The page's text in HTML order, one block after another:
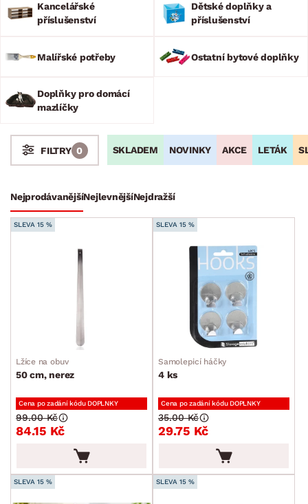
Kancelářské
příslušenství
Dětské doplňky a
příslušenství
Malířské potřeby Ostatní bytové doplňky
Doplňky pro domácí
mazlíčky
Bytový textil
Dekorace
Stolování a vaření
Zahradní doplňky
Drobné bytové doplňky
Kuchyňské doplňky
Kuchyňské příslušenství
Kancelářské příslušenství
Malířské potřeby
Ostatní bytové doplňky
SKLADEM NOVINKY AKCE LETÁK
FILTRY 0
NejprodávanějšíNejlevnějšíNejdražší
SLEVA 15 %
Lžíce na obuv
50 cm, nerez
Cena po zadání kódu DOPLNKY
84.15 Kč
99.00 Kč
SLEVA 15 %
Samolepicí háčky
4 ks
Cena po zadání kódu DOPLNKY
29.75 Kč
35.00 Kč
SLEVA 15 % SLEVA 15 %